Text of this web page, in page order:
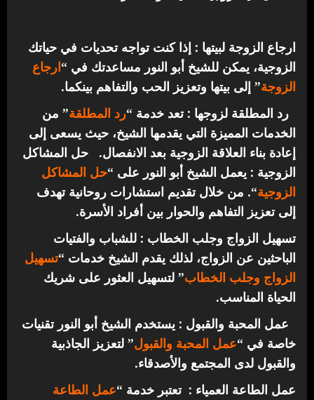
ارجاع الزوجة لبيتها : إذا كنت تواجه تحديات في حياتك
الزوجية، يمكن للشيخ أبو النور مساعدتك في “ارجاع
الزوجة” إلى بيتها وتعزيز الحب والتفاهم بينكما.
رد المطلقة لزوجها : تعد خدمة “رد المطلقة” من
الخدمات المميزة التي يقدمها الشيخ، حيث يسعى إلى
إعادة بناء العلاقة الزوجية بعد الانفصال.
حل المشاكل
الزوجية : يعمل الشيخ أبو النور على “حل المشاكل
الزوجية“. من خلال تقديم استشارات روحانية تهدف
إلى تعزيز التفاهم والحوار بين أفراد الأسرة.
تسهيل الزواج وجلب الخطاب : للشباب والفتيات
الباحثين عن الزواج، لذلك يقدم الشيخ خدمات “تسهيل
الزواج وجلب الخطاب” لتسهيل العثور على شريك
الحياة المناسب.
عمل المحبة والقبول : يستخدم الشيخ أبو النور تقنيات
خاصة في “عمل المحبة والقبول” لتعزيز الجاذبية
والقبول لدى المجتمع والأصدقاء.
عمل الطاعة العمياء : تعتبر خدمة “عمل الطاعة